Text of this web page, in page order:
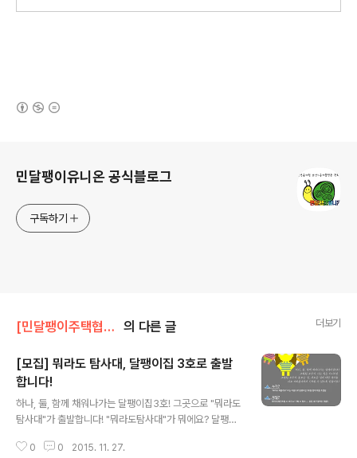
민달팽이유니온 공식블로그
구독하기
[민달팽이주택협동조합]/* 공지사항 의 다른 글 더보기
[모집] 뭐라도 탐사대, 달팽이집 3호로 출발
합니다!
하나, 둘, 함께 채워나가는 달팽이집3호! 그곳으로 "뭐라도
탐사대"가 출발합니다! "뭐라도탐사대"가 뭐에요? 달팽이
은, 입주자들에게 안락한 휴식 공간이자 비입주조합원도
0 0 2015. 11. 27.